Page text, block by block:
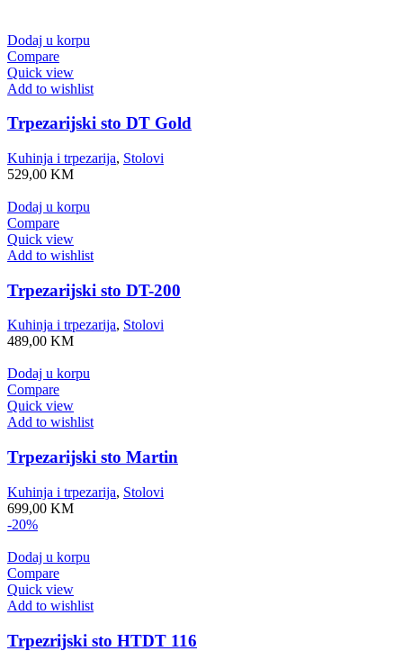
Dodaj u korpu
Compare
Quick view
Add to wishlist
Trpezarijski sto DT Gold
Kuhinja i trpezarija, Stolovi
529,00 KM
Dodaj u korpu
Compare
Quick view
Add to wishlist
Trpezarijski sto DT-200
Kuhinja i trpezarija, Stolovi
489,00 KM
Dodaj u korpu
Compare
Quick view
Add to wishlist
Trpezarijski sto Martin
Kuhinja i trpezarija, Stolovi
699,00 KM
-20%
Dodaj u korpu
Compare
Quick view
Add to wishlist
Trpezrijski sto HTDT 116